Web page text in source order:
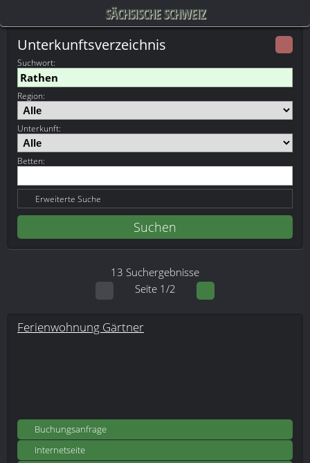
SÄCHSISCHE SCHWEIZ
Unterkunftsverzeichnis
Suchwort:
Region:
Unterkunft:
Betten:
Erweiterte Suche
13 Suchergebnisse
Seite 1/2
Ferienwohnung Gärtner
Buchungsanfrage
Internetseite